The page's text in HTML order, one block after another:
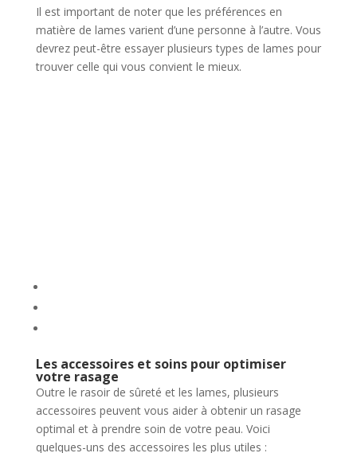
Il est important de noter que les préférences en
matière de lames varient d’une personne à l’autre. Vous
devrez peut-être essayer plusieurs types de lames pour
trouver celle qui vous convient le mieux.
Les accessoires et soins pour optimiser
votre rasage
Outre le rasoir de sûreté et les lames, plusieurs
accessoires peuvent vous aider à obtenir un rasage
optimal et à prendre soin de votre peau. Voici
quelques-uns des accessoires les plus utiles :